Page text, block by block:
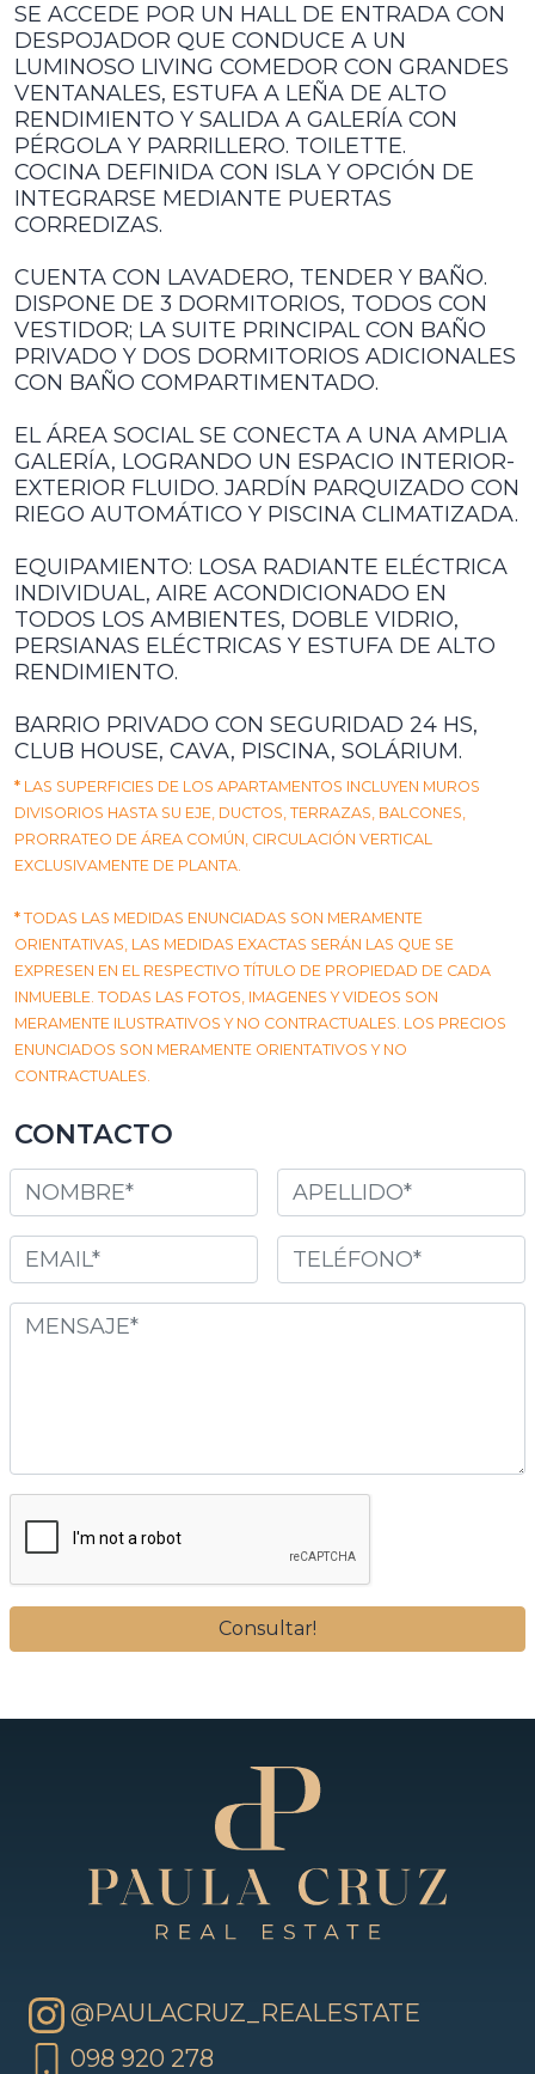
SE ACCEDE POR UN HALL DE ENTRADA CON
DESPOJADOR QUE CONDUCE A UN
LUMINOSO LIVING COMEDOR CON GRANDES
VENTANALES, ESTUFA A LEÑA DE ALTO
RENDIMIENTO Y SALIDA A GALERÍA CON
PÉRGOLA Y PARRILLERO. TOILETTE.
COCINA DEFINIDA CON ISLA Y OPCIÓN DE
INTEGRARSE MEDIANTE PUERTAS
CORREDIZAS.
CUENTA CON LAVADERO, TENDER Y BAÑO.
DISPONE DE 3 DORMITORIOS, TODOS CON
VESTIDOR; LA SUITE PRINCIPAL CON BAÑO
PRIVADO Y DOS DORMITORIOS ADICIONALES
CON BAÑO COMPARTIMENTADO.
EL ÁREA SOCIAL SE CONECTA A UNA AMPLIA
GALERÍA, LOGRANDO UN ESPACIO INTERIOR-
EXTERIOR FLUIDO. JARDÍN PARQUIZADO CON
RIEGO AUTOMÁTICO Y PISCINA CLIMATIZADA.
EQUIPAMIENTO: LOSA RADIANTE ELÉCTRICA
INDIVIDUAL, AIRE ACONDICIONADO EN
TODOS LOS AMBIENTES, DOBLE VIDRIO,
PERSIANAS ELÉCTRICAS Y ESTUFA DE ALTO
RENDIMIENTO.
BARRIO PRIVADO CON SEGURIDAD 24 HS,
CLUB HOUSE, CAVA, PISCINA, SOLÁRIUM.
* LAS SUPERFICIES DE LOS APARTAMENTOS INCLUYEN MUROS
DIVISORIOS HASTA SU EJE, DUCTOS, TERRAZAS, BALCONES,
PRORRATEO DE ÁREA COMÚN, CIRCULACIÓN VERTICAL
EXCLUSIVAMENTE DE PLANTA.
* TODAS LAS MEDIDAS ENUNCIADAS SON MERAMENTE
ORIENTATIVAS, LAS MEDIDAS EXACTAS SERÁN LAS QUE SE
EXPRESEN EN EL RESPECTIVO TÍTULO DE PROPIEDAD DE CADA
INMUEBLE. TODAS LAS FOTOS, IMAGENES Y VIDEOS SON
MERAMENTE ILUSTRATIVOS Y NO CONTRACTUALES. LOS PRECIOS
ENUNCIADOS SON MERAMENTE ORIENTATIVOS Y NO
CONTRACTUALES.
CONTACTO
@PAULACRUZ_REALESTATE
098 920 278